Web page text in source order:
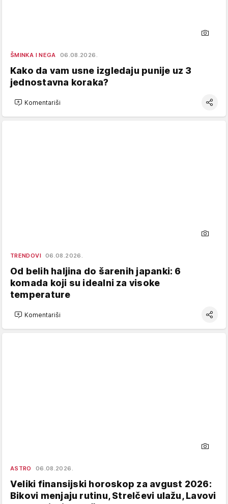
ŠMINKA I NEGA 06.08.2026.
Kako da vam usne izgledaju punije uz 3
jednostavna koraka?
Komentariši
TRENDOVI 06.08.2026.
Od belih haljina do šarenih japanki: 6
komada koji su idealni za visoke
temperature
Komentariši
ASTRO 06.08.2026.
Veliki finansijski horoskop za avgust 2026:
Bikovi menjaju rutinu, Strelčevi ulažu, Lavovi